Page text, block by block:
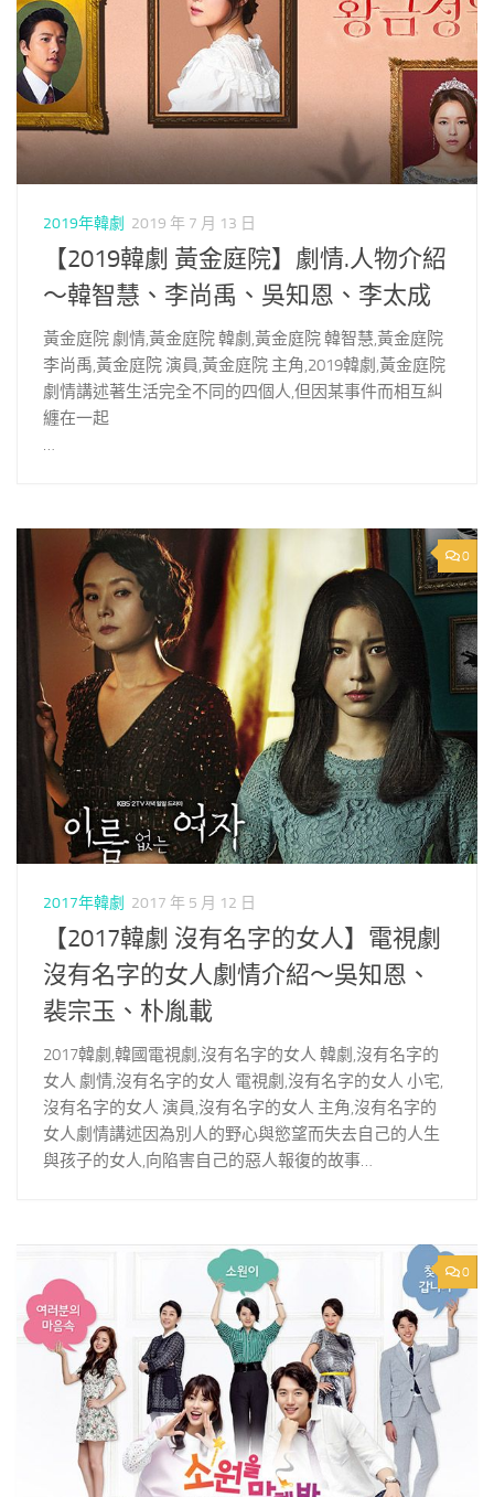
2019年韓劇 2019 年 7 月 13 日
【2019韓劇 黃金庭院】劇情.人物介紹
～韓智慧、李尚禹、吳知恩、李太成
黃金庭院 劇情,黃金庭院 韓劇,黃金庭院 韓智慧,黃金庭院
李尚禹,黃金庭院 演員,黃金庭院 主角,2019韓劇,黃金庭院
劇情講述著生活完全不同的四個人,但因某事件而相互糾
纏在一起
…
0
2017年韓劇 2017 年 5 月 12 日
【2017韓劇 沒有名字的女人】電視劇
沒有名字的女人劇情介紹～吳知恩、
裴宗玉、朴胤載
2017韓劇,韓國電視劇,沒有名字的女人 韓劇,沒有名字的
女人 劇情,沒有名字的女人 電視劇,沒有名字的女人 小宅,
沒有名字的女人 演員,沒有名字的女人 主角,沒有名字的
女人劇情講述因為別人的野心與慾望而失去自己的人生
與孩子的女人,向陷害自己的惡人報復的故事…
0